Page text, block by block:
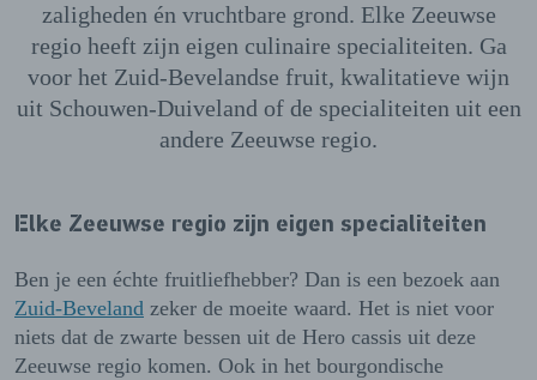
zaligheden én vruchtbare grond. Elke Zeeuwse
regio heeft zijn eigen culinaire specialiteiten. Ga
voor het Zuid-Bevelandse fruit, kwalitatieve wijn
uit Schouwen-Duiveland of de specialiteiten uit een
andere Zeeuwse regio.
Elke Zeeuwse regio zijn eigen specialiteiten
Ben je een échte fruitliefhebber? Dan is een bezoek aan
Zuid-Beveland zeker de moeite waard. Het is niet voor
niets dat de zwarte bessen uit de Hero cassis uit deze
Zeeuwse regio komen. Ook in het bourgondische